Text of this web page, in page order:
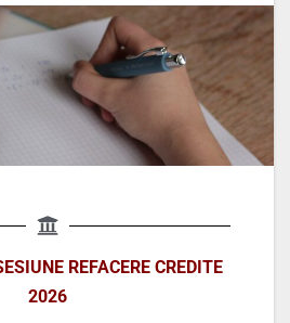
REFACERE CREDITE
2026